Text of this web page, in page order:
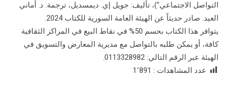
التواصل الاجتماعي”)، تأليف: جويل إي. ديمسديل، ترجمة: د. أماني
العيد. صادر حديثاً عن الهيئة العامة السورية للكتاب 2024.
يتوافر هذا الكتاب بحسم 50% في نقاط البيع في المراكز الثقافية
كافة، أو يمكن طلبه بالتواصل مع مديرية المعارض والتسويق في
الهيئة عبر الرقم التالي: 0113328982.
عدد المشاهدات : 1٬891